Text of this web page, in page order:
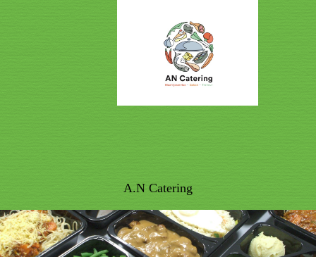
A.N Catering